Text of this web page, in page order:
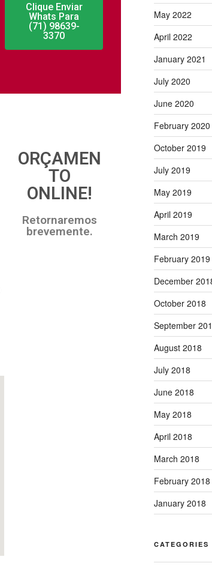
Clique Enviar
Whats Para
(71) 98639-
3370
ORÇAMEN
TO
ONLINE!
Retornaremos
brevemente.
May 2022
April 2022
January 2021
July 2020
June 2020
February 2020
October 2019
July 2019
May 2019
April 2019
March 2019
February 2019
December
October 2018
September
August 2018
July 2018
June 2018
May 2018
April 2018
March 2018
February 2018
January 2018
CATEGORIES